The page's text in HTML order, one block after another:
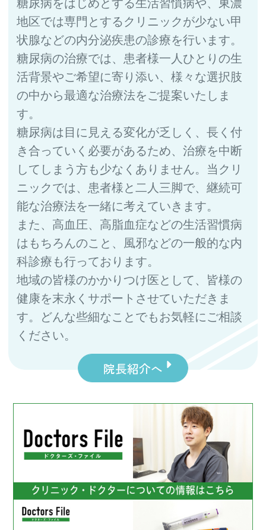
糖尿病をはじめとする生活習慣病や、東濃
地区では専門とするクリニックが少ない甲
状腺などの内分泌疾患の診療を行います。
糖尿病の治療では、患者様一人ひとりの生
活背景やご希望に寄り添い、様々な選択肢
の中から最適な治療法をご提案いたしま
す。
糖尿病は目に見える変化が乏しく、長く付
き合っていく必要があるため、治療を中断
してしまう方も少なくありません。当クリ
ニックでは、患者様と二人三脚で、継続可
能な治療法を一緒に考えていきます。
また、高血圧、高脂血症などの生活習慣病
はもちろんのこと、風邪などの一般的な内
科診療も行っております。
地域の皆様のかかりつけ医として、皆様の
健康を末永くサポートさせていただきま
す。どんな些細なことでもお気軽にご相談
ください。
院長紹介へ